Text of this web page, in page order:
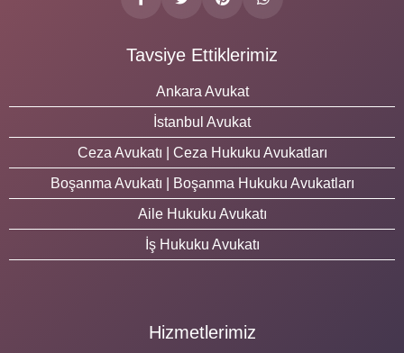
Tavsiye Ettiklerimiz
Ankara Avukat
İstanbul Avukat
Ceza Avukatı | Ceza Hukuku Avukatları
Boşanma Avukatı | Boşanma Hukuku Avukatları
Aile Hukuku Avukatı
İş Hukuku Avukatı
Hizmetlerimiz